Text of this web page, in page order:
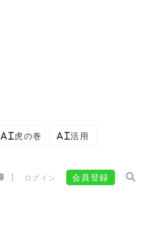
AI虎の巻 AI活用
ログイン 会員登録